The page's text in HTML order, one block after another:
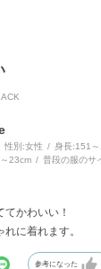
性別:女性 身長:151
～23cm 普段の服のサ
かわいい！
に着れます。
参考になった